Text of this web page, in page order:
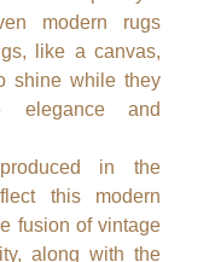
modern rugs
like a canvas,
shine while they
elegance and
in the
this modern
fusion of vintage
along with the